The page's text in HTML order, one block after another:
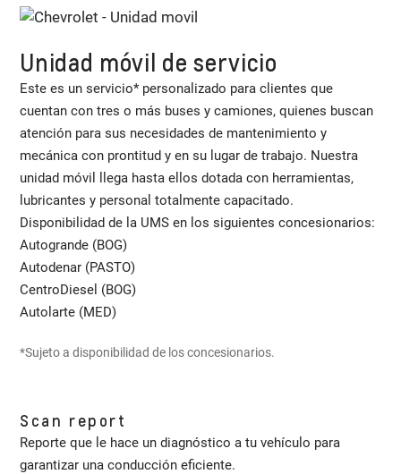
Unidad móvil de servicio
Este es un servicio* personalizado para clientes que
cuentan con tres o más buses y camiones, quienes buscan
atención para sus necesidades de mantenimiento y
mecánica con prontitud y en su lugar de trabajo. Nuestra
unidad móvil llega hasta ellos dotada con herramientas,
lubricantes y personal totalmente capacitado.
Disponibilidad de la UMS en los siguientes concesionarios:
Autogrande (BOG)
Autodenar (PASTO)
CentroDiesel (BOG)
Autolarte (MED)
*Sujeto a disponibilidad de los concesionarios.
Scan report
Reporte que le hace un diagnóstico a tu vehículo para
garantizar una conducción eficiente.